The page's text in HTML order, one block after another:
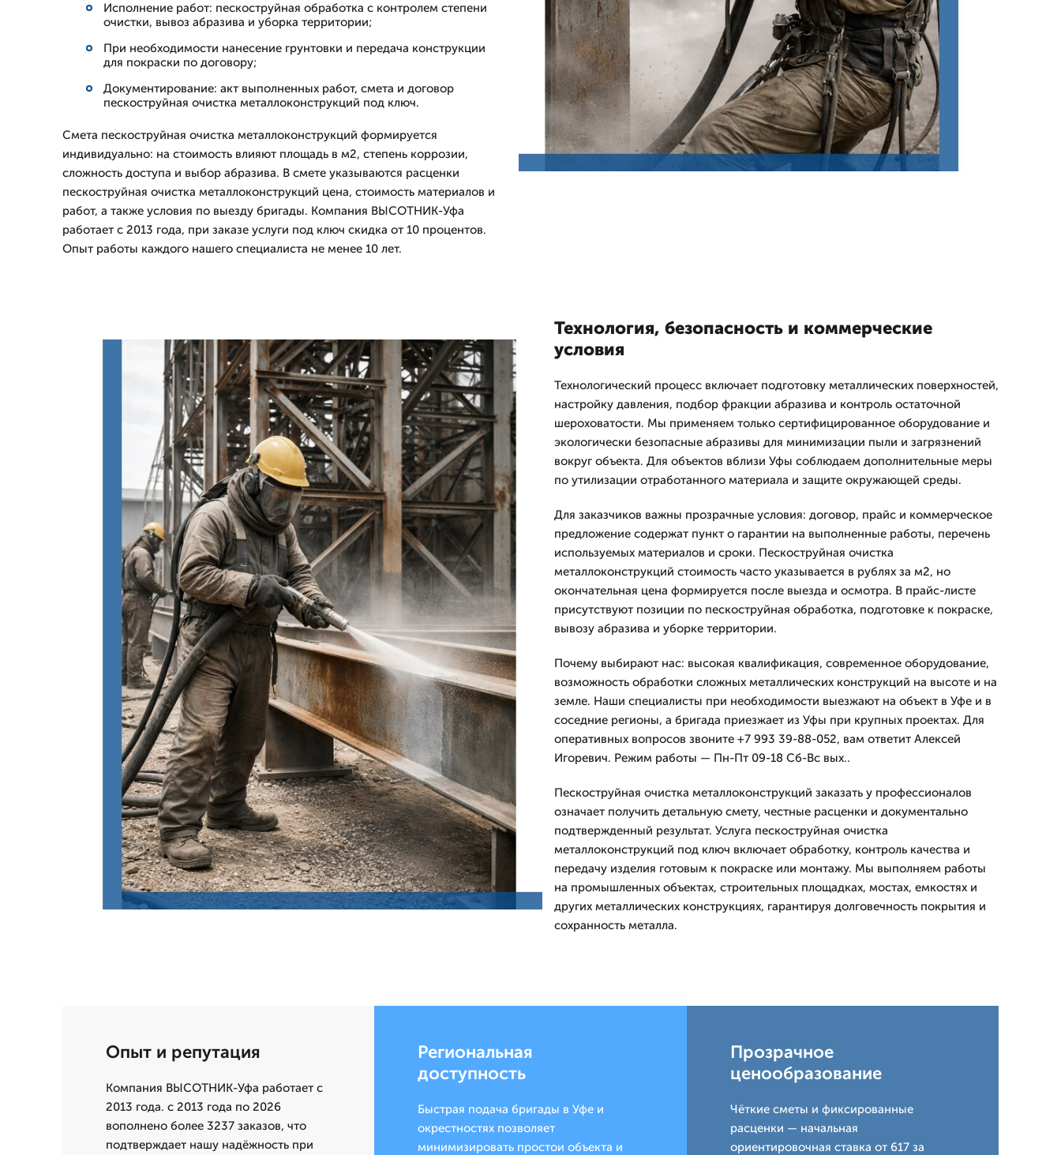
Исполнение работ: пескоструйная обработка с контролем степени
очистки, вывоз абразива и уборка территории;
При необходимости нанесение грунтовки и передача конструкции
для покраски по договору;
Документирование: акт выполненных работ, смета и договор
пескоструйная очистка металлоконструкций под ключ.
Смета пескоструйная очистка металлоконструкций формируется
индивидуально: на стоимость влияют площадь в м2, степень коррозии,
сложность доступа и выбор абразива. В смете указываются расценки
пескоструйная очистка металлоконструкций цена, стоимость материалов и
работ, а также условия по выезду бригады. Компания ВЫСОТНИК-Уфа
работает с 2013 года, при заказе услуги под ключ скидка от 10 процентов.
Опыт работы каждого нашего специалиста не менее 10 лет.
Технология, безопасность и коммерческие
условия
Технологический процесс включает подготовку металлических поверхностей,
настройку давления, подбор фракции абразива и контроль остаточной
шероховатости. Мы применяем только сертифицированное оборудование и
экологически безопасные абразивы для минимизации пыли и загрязнений
вокруг объекта. Для объектов вблизи Уфы соблюдаем дополнительные меры
по утилизации отработанного материала и защите окружающей среды.
Для заказчиков важны прозрачные условия: договор, прайс и коммерческое
предложение содержат пункт о гарантии на выполненные работы, перечень
используемых материалов и сроки. Пескоструйная очистка
металлоконструкций стоимость часто указывается в рублях за м2, но
окончательная цена формируется после выезда и осмотра. В прайс-листе
присутствуют позиции по пескоструйная обработка, подготовке к покраске,
вывозу абразива и уборке территории.
Почему выбирают нас: высокая квалификация, современное оборудование,
возможность обработки сложных металлических конструкций на высоте и на
земле. Наши специалисты при необходимости выезжают на объект в Уфе и в
соседние регионы, а бригада приезжает из Уфы при крупных проектах. Для
оперативных вопросов звоните +7 993 39-88-052, вам ответит Алексей
Игоревич. Режим работы — Пн-Пт 09-18 Сб-Вс вых..
Пескоструйная очистка металлоконструкций заказать у профессионалов
означает получить детальную смету, честные расценки и документально
подтвержденный результат. Услуга пескоструйная очистка
металлоконструкций под ключ включает обработку, контроль качества и
передачу изделия готовым к покраске или монтажу. Мы выполняем работы
на промышленных объектах, строительных площадках, мостах, емкостях и
других металлических конструкциях, гарантируя долговечность покрытия и
сохранность металла.
Опыт и репутация
Компания ВЫСОТНИК-Уфа работает с
2013 года. с 2013 года по 2026
вополнено более 3237 заказов, что
подтверждает нашу надёжность при
Региональная
доступность
Быстрая подача бригады в Уфе и
окрестностях позволяет
минимизировать простои объекта и
Прозрачное
ценообразование
Чёткие сметы и фиксированные
расценки — начальная
ориентировочная ставка от 617 за